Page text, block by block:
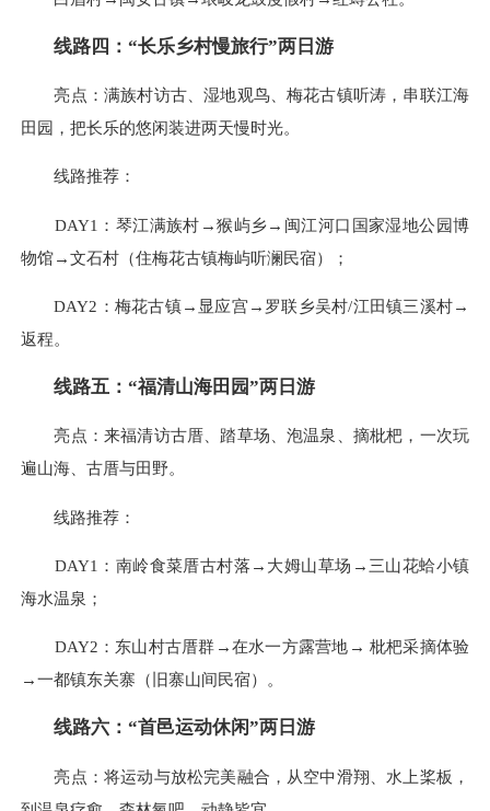
线路四：“长乐乡村慢旅行”两日游
亮点：满族村访古、湿地观鸟、梅花古镇听涛，串联江海
田园，把长乐的悠闲装进两天慢时光。
线路推荐：
DAY1：琴江满族村→猴屿乡→闽江河口国家湿地公园博
物馆→文石村（住梅花古镇梅屿听澜民宿）；
DAY2：梅花古镇→显应宫→罗联乡吴村/江田镇三溪村→
返程。
线路五：“福清山海田园”两日游
亮点：来福清访古厝、踏草场、泡温泉、摘枇杷，一次玩
遍山海、古厝与田野。
线路推荐：
DAY1：南岭食菜厝古村落→大姆山草场→三山花蛤小镇
海水温泉；
DAY2：东山村古厝群→在水一方露营地→ 枇杷采摘体验
→一都镇东关寨（旧寨山间民宿）。
线路六：“首邑运动休闲”两日游
亮点：将运动与放松完美融合，从空中滑翔、水上桨板，